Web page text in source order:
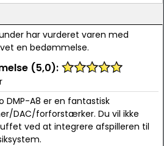
har vurderet varen med
en bedømmelse.
(5,0):
DMP-A8 er en fantastisk
DAC/forforstærker. Du vil ikke
ved at integrere afspilleren til